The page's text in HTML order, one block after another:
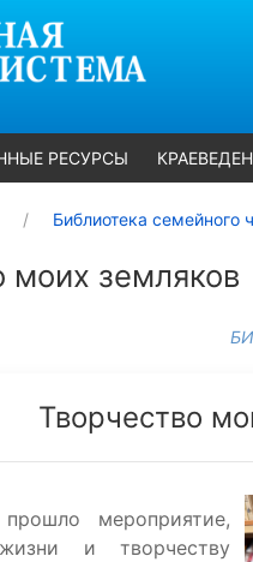
РЕСУРСЫ
Библиотека семейного
моих земляков
Творчество
мероприятие,
и творчеству